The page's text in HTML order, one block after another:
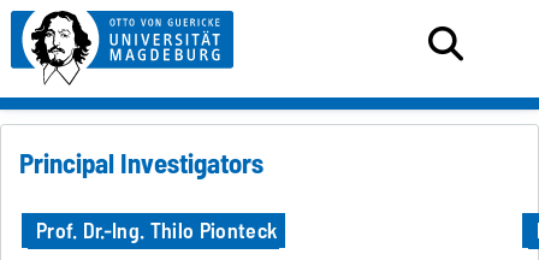
Principal Investigators
Prof. Dr.-Ing. Thilo Pionteck